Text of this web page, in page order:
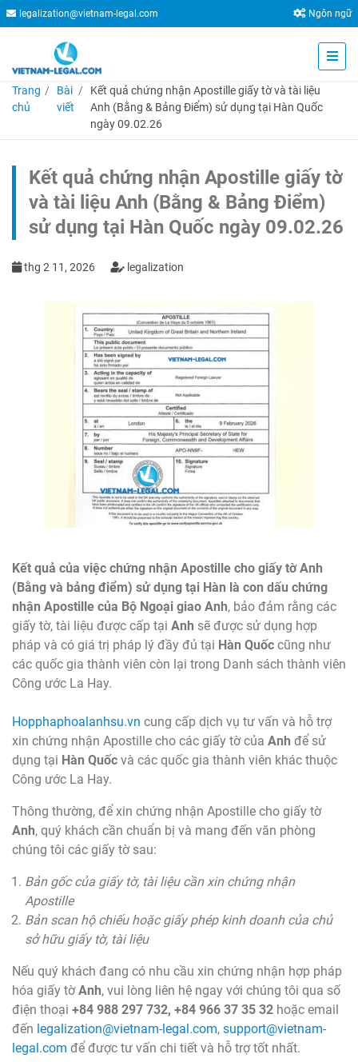
legalization@vietnam-legal.com Ngôn ngữ
Trang
chủ
Bài
viết
Kết quả chứng nhận Apostille giấy tờ và tài liệu
Anh (Bằng & Bảng Điểm) sử dụng tại Hàn Quốc
ngày 09.02.26
Kết quả chứng nhận Apostille giấy tờ
và tài liệu Anh (Bằng & Bảng Điểm)
sử dụng tại Hàn Quốc ngày 09.02.26
thg 2 11, 2026 legalization
Kết quả của việc chứng nhận Apostille cho giấy tờ Anh
(Bằng và bảng điểm) sử dụng tại Hàn là con dấu chứng
nhận Apostille của Bộ Ngoại giao Anh, bảo đảm rằng các
giấy tờ, tài liệu được cấp tại Anh sẽ được sử dụng hợp
pháp và có giá trị pháp lý đầy đủ tại Hàn Quốc cũng như
các quốc gia thành viên còn lại trong Danh sách thành viên
Công ước La Hay.
Hopphaphoalanhsu.vn cung cấp dịch vụ tư vấn và hỗ trợ
xin chứng nhận Apostille cho các giấy tờ của Anh để sử
dụng tại Hàn Quốc và các quốc gia thành viên khác thuộc
Công ước La Hay.
Thông thường, để xin chứng nhận Apostille cho giấy tờ
Anh, quý khách cần chuẩn bị và mang đến văn phòng
chúng tôi các giấy tờ sau:
Bản gốc của giấy tờ, tài liệu cần xin chứng nhận
Apostille
Bản scan hộ chiếu hoặc giấy phép kinh doanh của chủ
sở hữu giấy tờ, tài liệu
Nếu quý khách đang có nhu cầu xin chứng nhận hợp pháp
hóa giấy tờAnh, vui lòng liên hệ ngay với chúng tôi qua số
điện thoại +84 988 297 732, +84 966 37 35 32 hoặc email
đến legalization@vietnam-legal.com, support@vietnam-
legal.com để được tư vấn chi tiết và hỗ trợ tốt nhất.